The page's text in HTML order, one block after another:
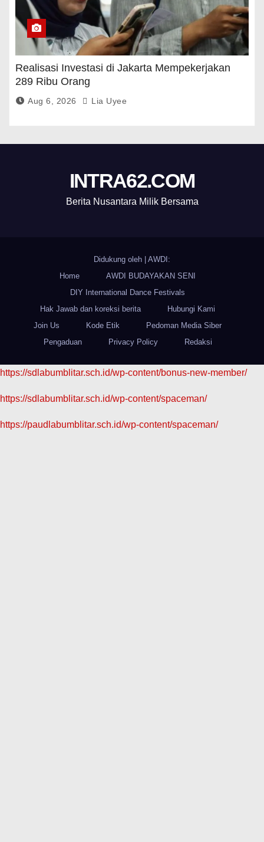
Realisasi Investasi di Jakarta Mempekerjakan
289 Ribu Orang
Aug 6, 2026 Lia Uyee
INTRA62.COM
Berita Nusantara Milik Bersama
Didukung oleh
AWDI:
Home
AWDI BUDAYAKAN SENI
DIY International Dance Festivals
Hak Jawab dan koreksi berita
Hubungi Kami
Join Us
Kode Etik
Pedoman Media Siber
Pengaduan
Privacy Policy Redaksi
https://sdlabumblitar.sch.id/wp-content/bonus-new-member/
https://sdlabumblitar.sch.id/wp-content/spaceman/
https://paudlabumblitar.sch.id/wp-content/spaceman/